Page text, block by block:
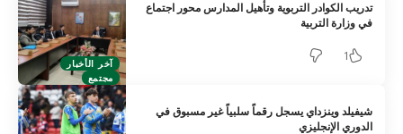
آخر الأخبار
مجتمع
تدريب الكوادر التربوية وتأهيل المدارس محور اجتماع
في وزارة التربية
1
شيفيلد وينزداي يسجل رقماً سلبياً غير مسبوق في
الدوري الإنجليزي